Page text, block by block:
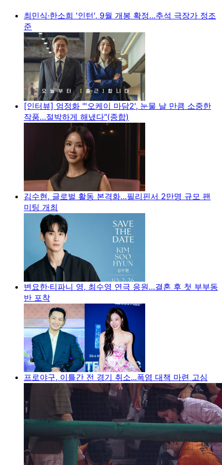
최민식·한소희 '인턴', 9월 개봉 확정…추석 극장가 정조
준
[인터뷰] 엄정화 "'오케이 마담2', 눈물 날 만큼 소중한
작품…절박하게 해냈다"(종합)
김수현, 글로벌 활동 본격화…필리핀서 2만명 규모 팬
미팅 개최
변요한·티파니 영, 최수영 연극 응원…결혼 후 첫 부부동
반 포착
프로야구, 이틀간 전 경기 취소...폭염 대책 마련 고심